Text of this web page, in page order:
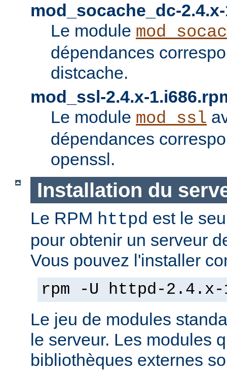
mod_socache_dc-
Le module
dépendances
distcache.
mod_ssl-2.4.x-
Le module mod_ssl
dépendances
openssl.
Installation du
Le RPM httpd est le
pour obtenir un serveur
Vous pouvez l'installer
rpm -U httpd-2.4.x-
Le jeu de modules
le serveur. Les modules
bibliothèques externes